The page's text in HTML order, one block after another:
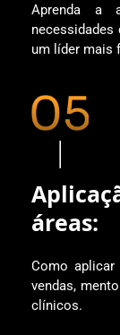
Aprenda a
necessidades
um líder mais
áreas:
Como aplicar
vendas,
clínicos.